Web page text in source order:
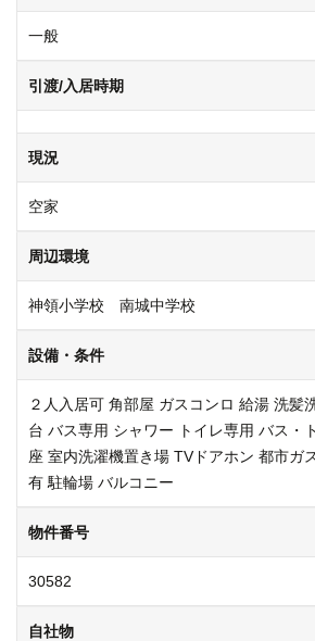
一般
引渡/入居時期
現況
空家
周辺環境
神領小学校 南城中学校
設備・条件
２人入居可 角部屋 ガスコンロ 給湯 洗髪
台 バス専用 シャワー トイレ専用 バス・
座 室内洗濯機置き場 TVドアホン 都市ガ
有 駐輪場 バルコニー
物件番号
30582
自社物